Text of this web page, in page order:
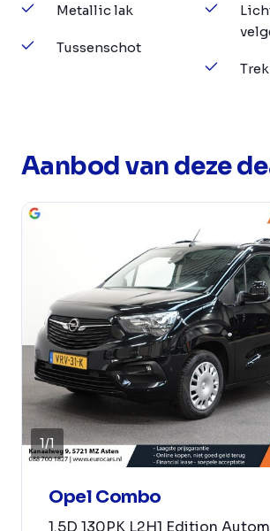
Metallic lak
Tussenschot
Aanbod van deze
1/1
Opel Combo
1.5D 130PK L2H1 Edition